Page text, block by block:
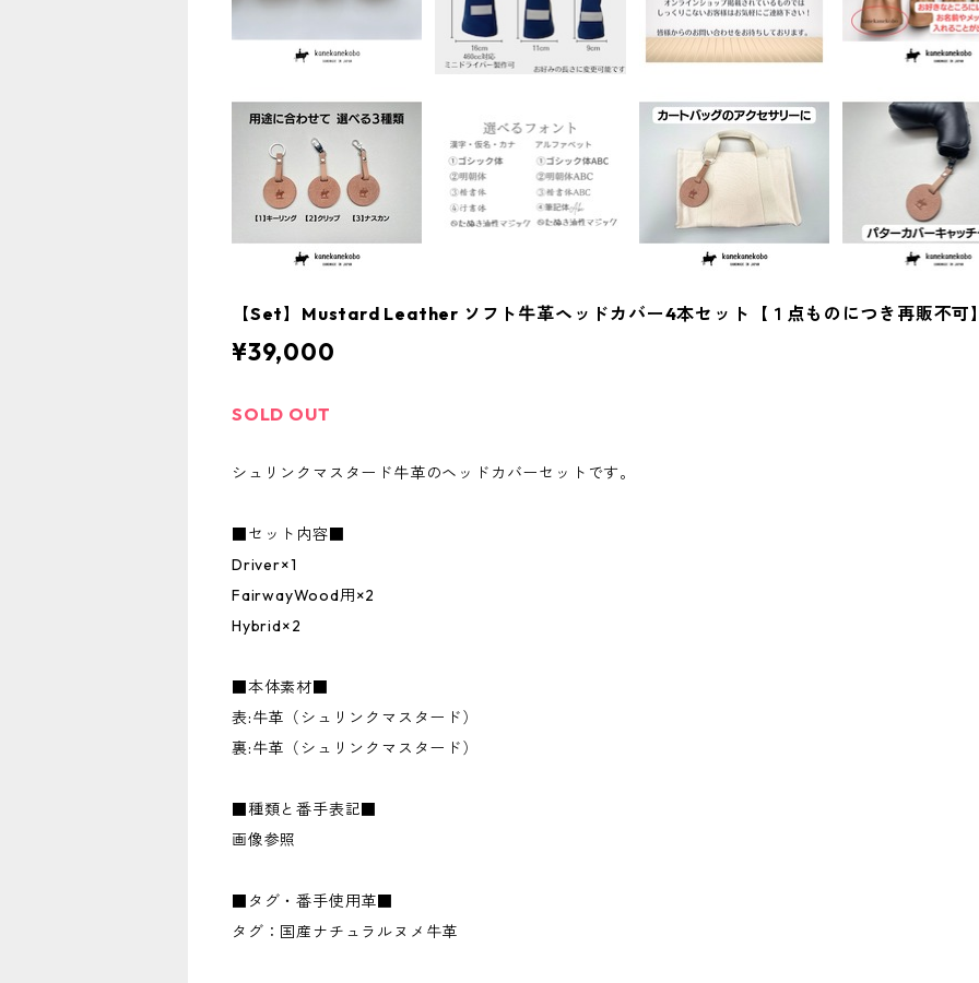
【Set】Mustard Leather ソフト牛革ヘッドカバー4本セット【１点ものにつき再販不可
¥39,000
SOLD OUT
シュリンクマスタード牛革のヘッドカバーセットです。
■セット内容■
Driver×1
FairwayWood用×2
Hybrid×2
■本体素材■
表:牛革（シュリンクマスタード）
裏:牛革（シュリンクマスタード）
■種類と番手表記■
画像参照
■タグ・番手使用革■
タグ：国産ナチュラルヌメ牛革